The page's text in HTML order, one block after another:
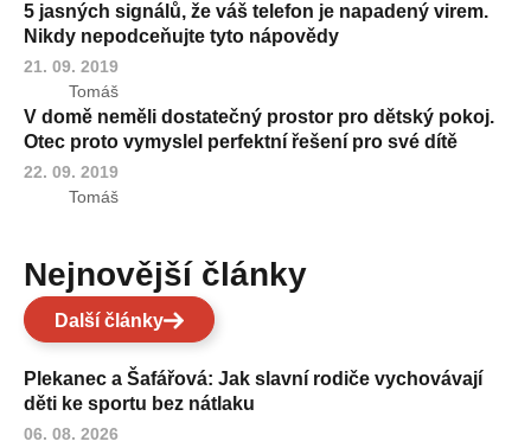
5 jasných signálů, že váš telefon je napadený virem.
Nikdy nepodceňujte tyto nápovědy
21. 09. 2019
Tomáš
V domě neměli dostatečný prostor pro dětský pokoj.
Otec proto vymyslel perfektní řešení pro své dítě
22. 09. 2019
Tomáš
Nejnovější články
Další články
Plekanec a Šafářová: Jak slavní rodiče vychovávají
děti ke sportu bez nátlaku
06. 08. 2026